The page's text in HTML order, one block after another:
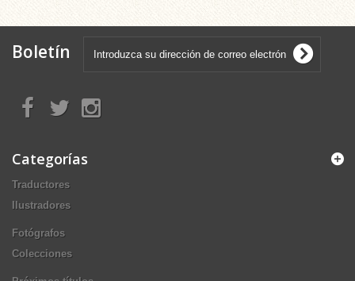
Boletín
Categorías
Traductores
Ilustradores
Fotógrafos
Colecciones